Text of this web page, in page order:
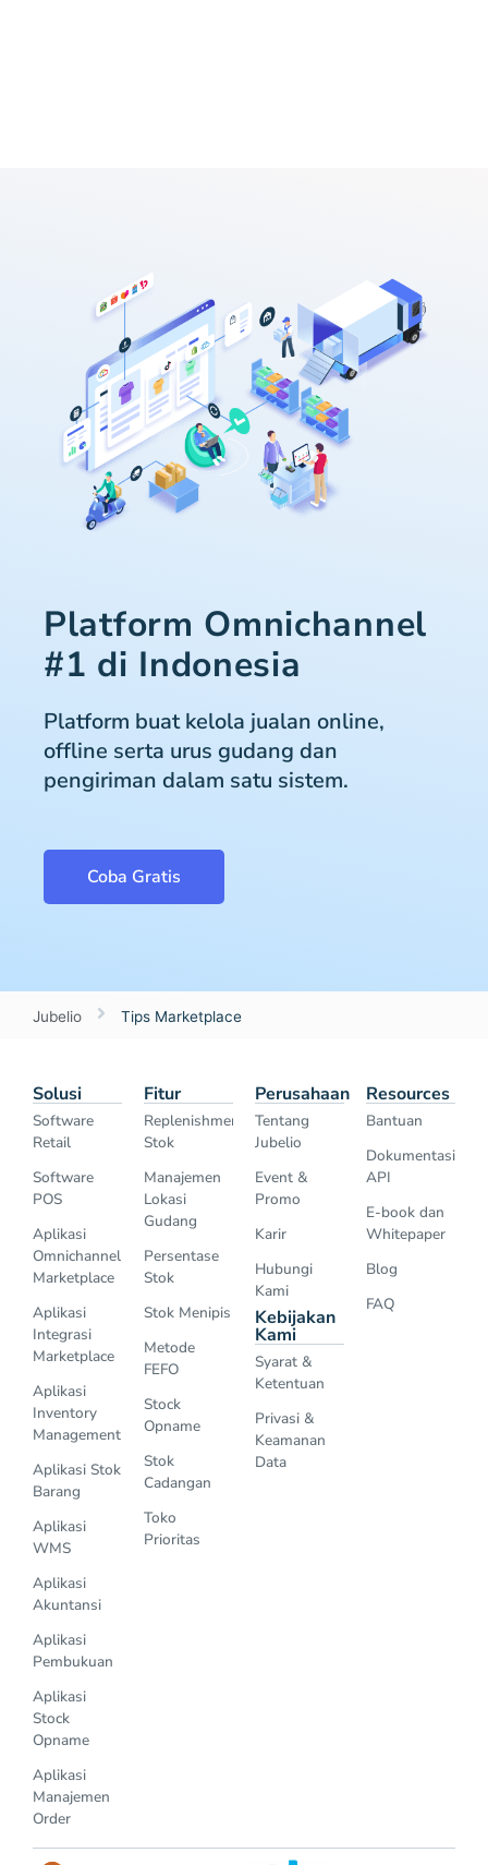
Platform Omnichannel
#1 di Indonesia
Platform buat kelola jualan online,
offline serta urus gudang dan
pengiriman dalam satu sistem.
Coba Gratis
Jubelio Tips Marketplace
Solusi
Software
Retail
Software
POS
Aplikasi
Omnichannel
Marketplace
Aplikasi
Integrasi
Marketplace
Aplikasi
Inventory
Management
Aplikasi Stok
Barang
Aplikasi
WMS
Aplikasi
Akuntansi
Aplikasi
Pembukuan
Aplikasi
Stock
Opname
Aplikasi
Manajemen
Order
Fitur
Replenishment
Stok
Manajemen
Lokasi
Gudang
Persentase
Stok
Stok Menipis
Metode
FEFO
Stock
Opname
Stok
Cadangan
Toko
Prioritas
Perusahaan
Tentang
Jubelio
Event &
Promo
Karir
Hubungi
Kami
Kebijakan
Kami
Syarat &
Ketentuan
Privasi &
Keamanan
Data
Resources
Bantuan
Dokumentasi
API
E-book dan
Whitepaper
Blog
FAQ